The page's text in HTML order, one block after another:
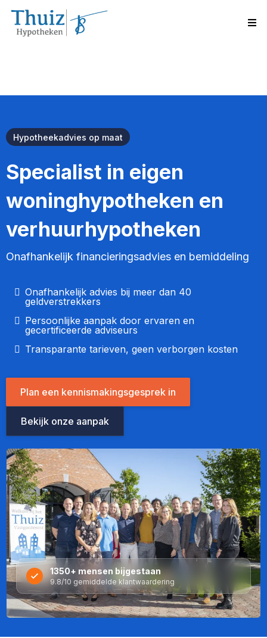
Hypotheekadvies op maat
Specialist in eigen
woninghypotheken en
verhuurhypotheken
Onafhankelijk financieringsadvies en bemiddeling
Onafhankelijk advies bij meer dan 40
geldverstrekkers
Persoonlijke aanpak door ervaren en
gecertificeerde adviseurs
Transparante tarieven, geen verborgen kosten
Plan een kennismakingsgesprek in
Bekijk onze aanpak
1350+ mensen bijgestaan
9.8/10 gemiddelde klantwaardering